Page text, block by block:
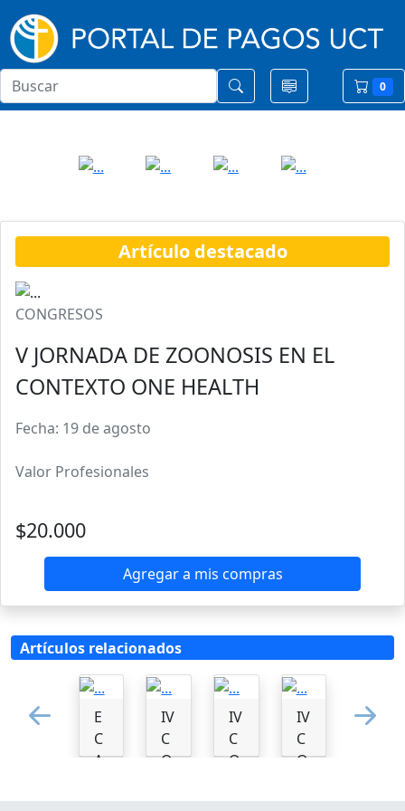
0
Artículo destacado
CONGRESOS
V JORNADA DE ZOONOSIS EN EL
CONTEXTO ONE HEALTH
Fecha: 19 de agosto
Valor Profesionales
$20.000
Agregar a mis compras
Artículos relacionados
E
C
A
2
IV
C
O
G
IV
C
O
G
IV
C
O
G
Previous